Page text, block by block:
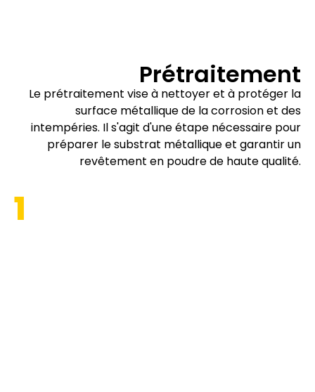
Prétraitement
Le prétraitement vise à nettoyer et à protéger la
surface métallique de la corrosion et des
intempéries. Il s'agit d'une étape nécessaire pour
préparer le substrat métallique et garantir un
revêtement en poudre de haute qualité.
1